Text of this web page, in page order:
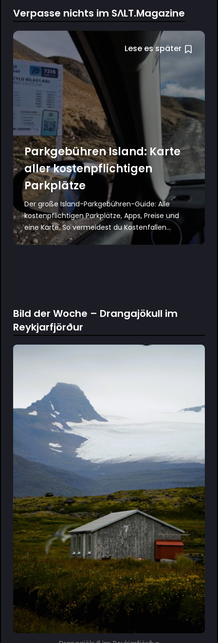
Verpasse nichts im SΛLT.Magazine
Lese es später
Parkgebühren Island: Karte
aller kostenpflichtigen
Parkplätze
Der große Island-Parkgebühren-Guide: Alle
kostenpflichtigen Parkplätze, Apps, Preise und
eine Karte. So vermeidest du Kostenfallen...
Bild der Woche – Drangajökull im
Reykjarfjörður